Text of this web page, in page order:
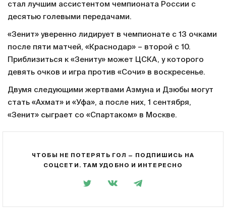
стал лучшим ассистентом чемпионата России с
десятью голевыми передачами.
«Зенит» уверенно лидирует в чемпионате с 13 очками
после пяти матчей, «Краснодар» – второй с 10.
Приблизиться к «Зениту» может ЦСКА, у которого
девять очков и игра против «Сочи» в воскресенье.
Двумя следующими жертвами Азмуна и Дзюбы могут
стать «Ахмат» и «Уфа», а после них, 1 сентября,
«Зенит» сыграет со «Спартаком» в Москве.
ЧТОБЫ НЕ ПОТЕРЯТЬ ГОЛ — ПОДПИШИСЬ НА
СОЦСЕТИ. ТАМ УДОБНО И ИНТЕРЕСНО